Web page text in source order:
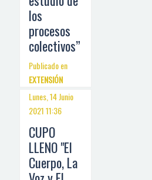
los
procesos
colectivos”
Publicado en
EXTENSIÓN
Lunes, 14 Junio
2021 11:36
CUPO
LLENO "El
Cuerpo, La